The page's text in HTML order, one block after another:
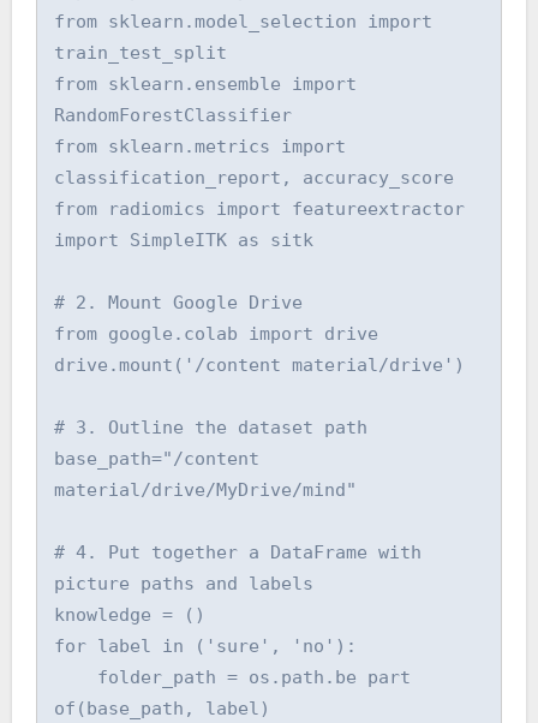
from sklearn.model_selection import
train_test_split
from sklearn.ensemble import
RandomForestClassifier
from sklearn.metrics import
classification_report, accuracy_score
from radiomics import featureextractor
import SimpleITK as sitk
# 2. Mount Google Drive
from google.colab import drive
drive.mount('/content material/drive')
# 3. Outline the dataset path
base_path="/content
material/drive/MyDrive/mind"
# 4. Put together a DataFrame with
picture paths and labels
knowledge = ()
for label in ('sure', 'no'):
of(base_path, label)